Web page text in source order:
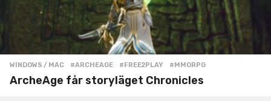
WINDOWS / MAC #ARCHEAGE ,#FREE2PLAY ,#MMORPG
ArcheAge får storyläget Chronicles